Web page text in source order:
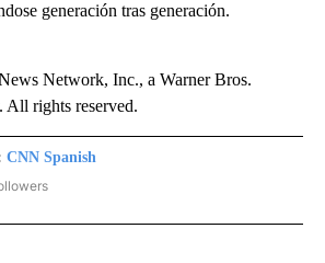
generación tras generación.
Network, Inc., a Warner Bros.
All rights reserved.
CNN Spanish
SPANISH" TO RECEIVE NOTIFICATIONS ABOUT